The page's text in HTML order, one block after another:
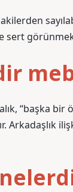
sert
“başka
Arkadaşlık